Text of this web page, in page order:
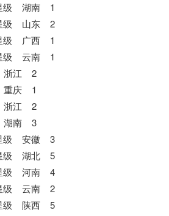
级 湖南 1
级 山东 2
级 广西 1
级 云南 1
浙江 2
庆 1
浙江 2
湖南 3
级 安徽 3
级 湖北 5
级 河南 4
级 云南 2
级 陕西 5